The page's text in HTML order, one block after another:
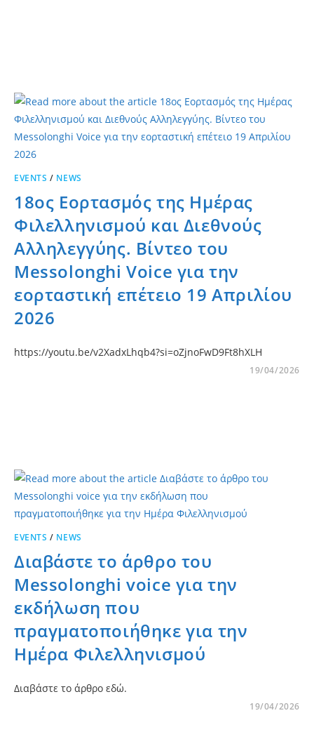
EVENTS / NEWS
18ος Εορτασμός της Ημέρας
Φιλελληνισμού και Διεθνούς
Αλληλεγγύης. Βίντεο του
Messolonghi Voice για την
εορταστική επέτειο 19 Απριλίου
2026
https://youtu.be/v2XadxLhqb4?si=oZjnoFwD9Ft8hXLH
19/04/2026
EVENTS / NEWS
Διαβάστε το άρθρο του
Messolonghi voice για την
εκδήλωση που
πραγματοποιήθηκε για την
Ημέρα Φιλελληνισμού
Διαβάστε το άρθρο εδώ.
19/04/2026